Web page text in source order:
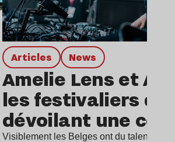
Articles news
Amelie Lens et
les festivaliers de
dévoilant une
Visiblement les Belges ont du talent